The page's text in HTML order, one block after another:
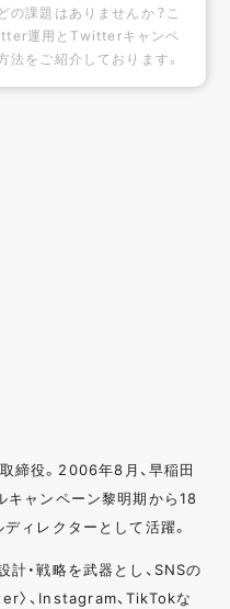
の課題はありませんか？こ
運用とTwitterキャンペ
をご紹介しております。
役。2006年8月、早稲田
キャンペーン黎明期から18
ィレクターとして活躍。
・戦略を武器とし、SNSの
〉、Instagram、TikTokな